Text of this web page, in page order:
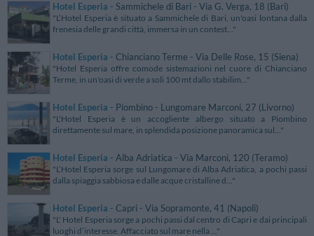
Hotel Esperia - Sammichele di Bari - Via G. Verga, 18 (Bari)
"L’Hotel Esperia è situato a Sammichele di Bari, un'oasi lontana dalla
frenesia delle grandi città, immersa in un contest..."
Hotel Esperia - Chianciano Terme - Via Delle Rose, 15 (Siena)
"Hotel Esperia offre comode sistemazioni nel cuore di Chianciano
Terme, in un'oasi di verde a soli 100 mt dallo stabilim..."
Hotel Esperia - Piombino - Lungomare Marconi, 27 (Livorno)
"L'Hotel Esperia è un accogliente albergo situato a Piombino
direttamente sul mare, in splendida posizione panoramica sul..."
Hotel Esperia - Alba Adriatica - Via Marconi, 120 (Teramo)
"L’Hotel Esperia sorge sul Lungomare di Alba Adriatica, a pochi passi
dalla spiaggia sabbiosa e dalle acque cristalline d..."
Hotel Esperia - Capri - Via Sopramonte, 41 (Napoli)
"L' Hotel Esperia sorge a pochi passi dal centro di Capri e dai principali
luoghi d’interesse. Affacciato sul mare nella ..."